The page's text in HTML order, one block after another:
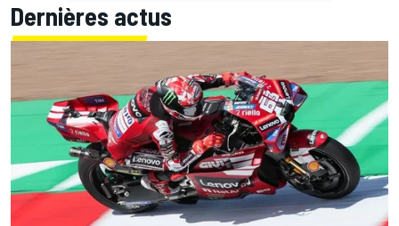
Dernières actus